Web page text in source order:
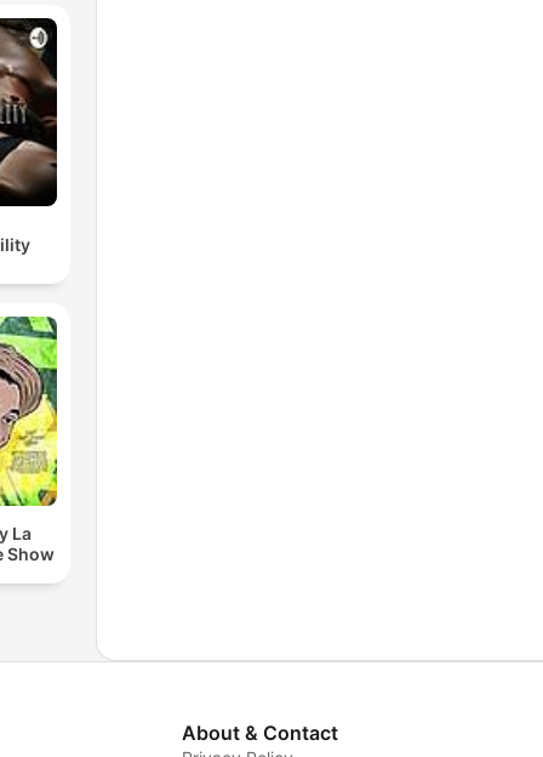
La
Show
About & Contact